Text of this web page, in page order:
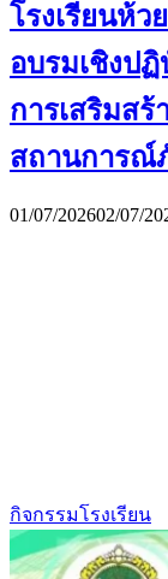
โรงเรียนห้
อบรมเชิงป
การเสริมส
สถานการณ์
01/07/202602/07/
กิจกรรมโรงเรียน